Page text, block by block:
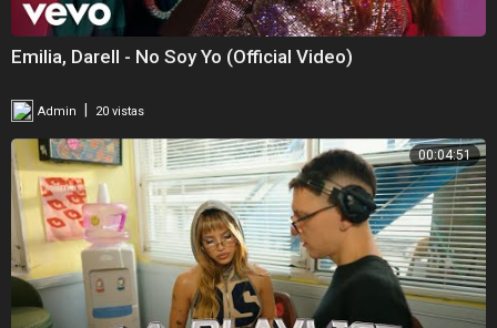
Emilia, Darell - No Soy Yo (Official Video)
Admin 20 vistas
00:04:51